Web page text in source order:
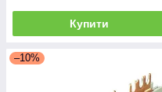
Купити
–10%